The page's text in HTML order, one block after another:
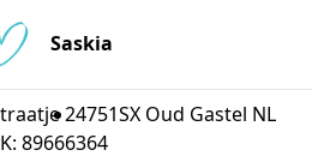
Saskia
24751SX Oud Gastel NL
89666364